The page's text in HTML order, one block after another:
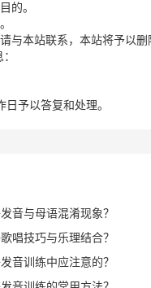
的。
与本站联系，本站将予以删
予以答复和处理。
音与母语混淆现象？
唱技巧与乐理结合？
音训练中应注意的？